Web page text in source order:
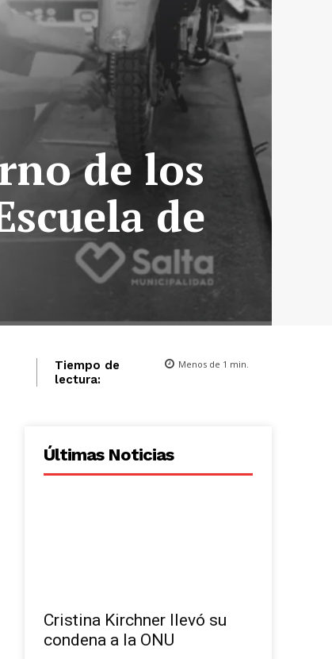
de los
de
Tiempo de
lectura:
Menos de 1 min.
Últimas Noticias
Cristina Kirchner llevó su
condena a la ONU